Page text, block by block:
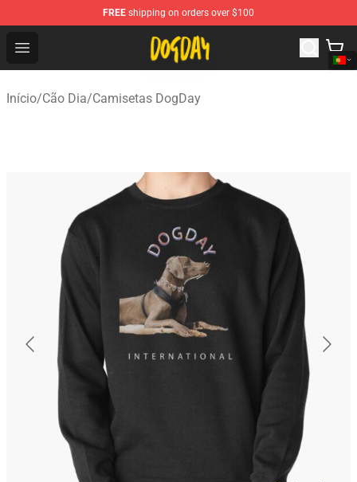
FREE shipping on orders over $100
Open menu
DogDay Store - Official DogDay Merchandise Shop
Início/Cão Dia/Camisetas DogDay